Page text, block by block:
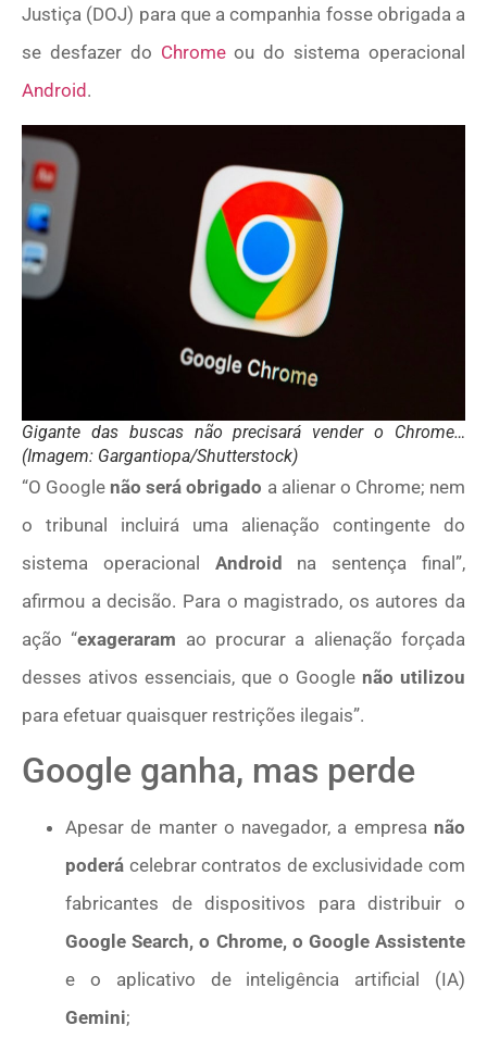
Justiça (DOJ) para que a companhia fosse obrigada a
se desfazer do Chromeou do sistema operacional
Android.
Gigante das buscas não precisará vender o Chrome…
(Imagem: Gargantiopa/Shutterstock)
“O Google não será obrigado a alienar o Chrome; nem
o tribunal incluirá uma alienação contingente do
sistema operacional Android
na sentença final”,
afirmou a decisão. Para o magistrado, os autores da
ação “exageraram ao procurar a alienação forçada
desses ativos essenciais, que o Google não utilizou
para efetuar quaisquer restrições ilegais”.
Google ganha, mas perde
Apesar de manter o navegador, a empresa não
poderá celebrar contratos de exclusividade com
fabricantes de dispositivos para distribuir o
Google Search, o Chrome, o Google Assistente
e o aplicativo de inteligência artificial (IA)
Gemini;